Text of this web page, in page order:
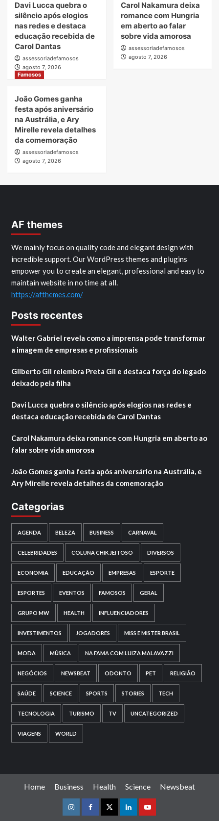
Davi Lucca quebra o
silêncio após elogios
nas redes e destaca
educação recebida de
Carol Dantas
assessoriadefamosos
agosto 7, 2026
Carol Nakamura deixa
romance com Hungria
em aberto ao falar
sobre vida amorosa
assessoriadefamosos
agosto 7, 2026
Famosos
João Gomes ganha
festa após aniversário
na Austrália, e Ary
Mirelle revela detalhes
da comemoração
assessoriadefamosos
agosto 7, 2026
AF themes
We mainly focus on quality code and elegant design with
incredible support. Our WordPress themes and plugins
empower you to create an elegant, professional and easy to
maintain website in no time at all.
https://afthemes.com/
Posts recentes
Walter Gabriel revela como a imprensa pode transformar
a imagem de empresas e profissionais
Gilberto Gil relembra Preta Gil e destaca força do legado
deixado pela filha
Davi Lucca quebra o silêncio após elogios nas redes e
destaca educação recebida de Carol Dantas
Carol Nakamura deixa romance com Hungria em aberto ao
falar sobre vida amorosa
João Gomes ganha festa após aniversário na Austrália, e
Ary Mirelle revela detalhes da comemoração
Categorias
AGENDA BELEZA BUSINESS CARNAVAL
CELEBRIDADES COLUNA CHIK JEITOSO DIVERSOS
ECONOMIA EDUCAÇÃO EMPRESAS ESPORTE
ESPORTES EVENTOS FAMOSOS GERAL
GRUPO MW HEALTH INFLUENCIADORES
INVESTIMENTOS JOGADORES MISS E MISTER BRASIL
MODA MÚSICA NA FAMA COM LUIZA MALAVAZZI
NEGÓCIOS NEWSBEAT ODONTO PET RELIGIÃO
SAÚDE SCIENCE SPORTS STORIES TECH
TECNOLOGIA TURISMO TV UNCATEGORIZED
VIAGENS WORLD
Home Business Health Science Newsbeat
InstagramFacebookTwitterLinkedinYoutube